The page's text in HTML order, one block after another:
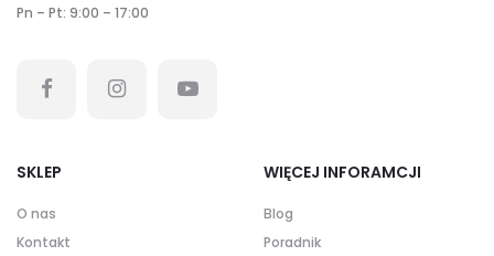
Pn – Pt: 9:00 – 17:00
SKLEP
O nas
Kontakt
WIĘCEJ INFORAMCJI
Blog
Poradnik